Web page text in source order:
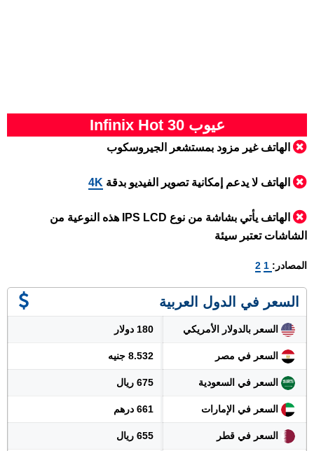
عيوب Infinix Hot 30
الهاتف غير مزود بمستشعر الجيروسكوب
الهاتف لا يدعم إمكانية تصوير الفيديو بدقة 4K
الهاتف يأتي بشاشة من نوع IPS LCD هذه النوعية من
الشاشات تعتبر سيئة
المصادر: 2
السعر في الدول العربية
السعر بالدولار الأمريكي 180 دولار
السعر في مصر 8.532 جنيه
السعر في السعودية 675 ريال
السعر في الإمارات 661 درهم
السعر في قطر 655 ريال